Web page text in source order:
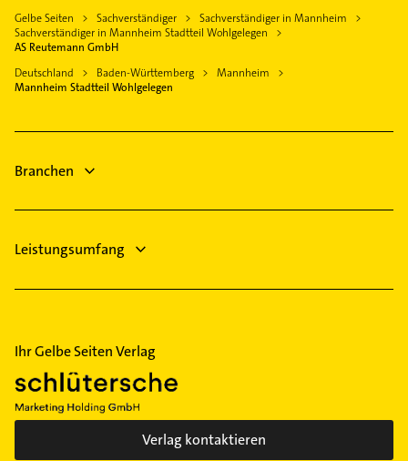
Hirschberg an der Bergstraße
Frankenthal (Pfalz)
Schriesheim
Dachdecker
Gartenbau & Landschaftsbau
Gebäudereinigung
Rechtsanwalt
Klempner
Gasinstallateur
Sanitärinstallation
Gelbe Seiten Sachverständiger
Sachverständiger in Mannheim
Sachverständiger in Mannheim Stadtteil Wohlgelegen
AS Reutemann GmbH
Deutschland
Baden-Württemberg
Mannheim
Mannheim Stadtteil Wohlgelegen
Branchen
Leistungsumfang
Ihr Gelbe Seiten Verlag
Verlag kontaktieren